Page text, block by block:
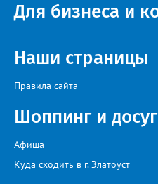
действительно важны для
министерстве.
Для бизнеса и
Наши страницы
Правила сайта
Шоппинг и досуг
Афиша
Куда сходить в г. Златоуст